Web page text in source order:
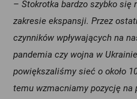
–Stokrotka bardzo szybko się
zakresie ekspansji. Przez
czynników wpływających na
pandemia czy wojna w
powiększaliśmy sieć o około
temu wzmacniamy pozycję na